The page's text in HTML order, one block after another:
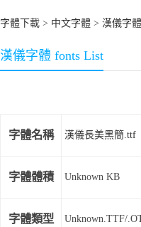
字體下載 > 中文字體 > 漢儀字體
漢儀字體 fonts List
字體名稱 漢儀長美黑簡.ttf
字體體積 Unknown KB
字體類型 Unknown.TTF/